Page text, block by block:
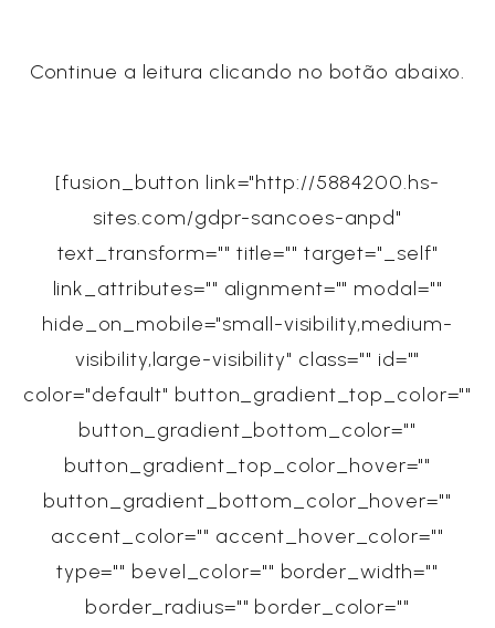
Continue a leitura clicando no botão abaixo.
[fusion_button link="http://5884200.hs-
sites.com/gdpr-sancoes-anpd"
text_transform="" title="" target="_self"
link_attributes="" alignment="" modal=""
hide_on_mobile="small-visibility,medium-
visibility,large-visibility" class="" id=""
color="default" button_gradient_top_color=""
button_gradient_bottom_color=""
button_gradient_top_color_hover=""
button_gradient_bottom_color_hover=""
accent_color="" accent_hover_color=""
type="" bevel_color="" border_width=""
border_radius="" border_color=""